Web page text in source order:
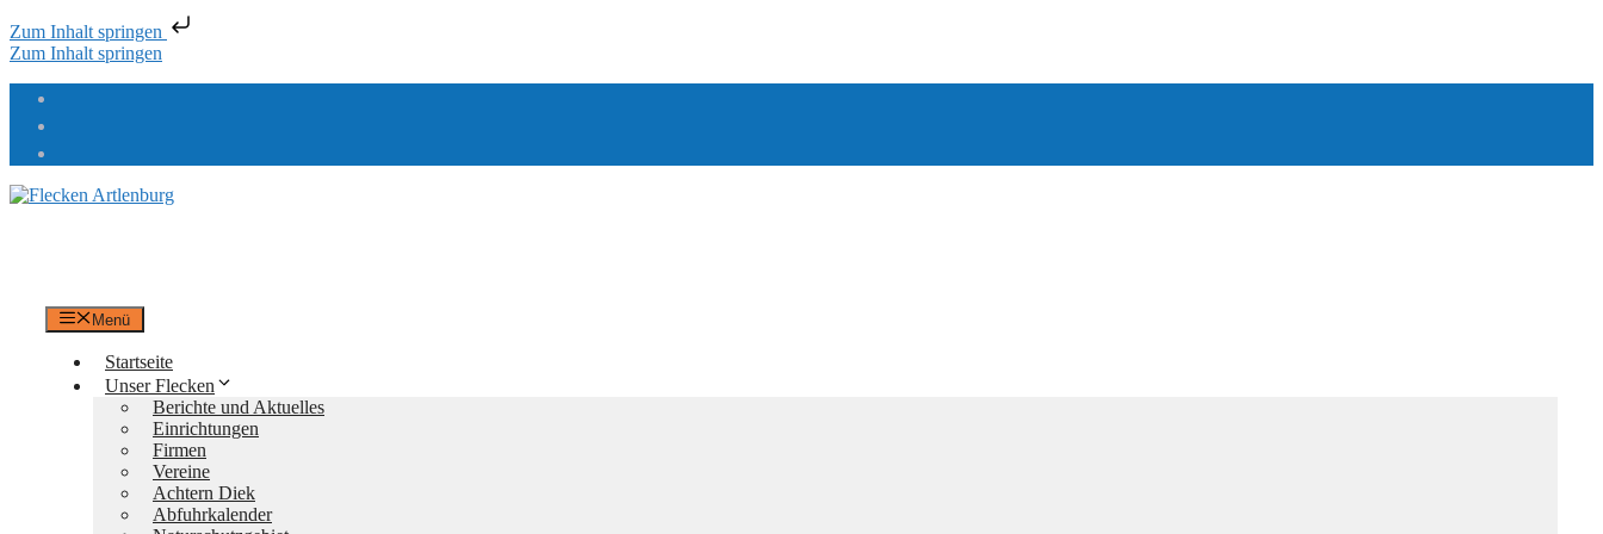
Zum Inhalt springen
Zum Inhalt springen
Menü
Startseite
Unser Flecken
Berichte und Aktuelles
Einrichtungen
Firmen
Vereine
Achtern Diek
Abfuhrkalender